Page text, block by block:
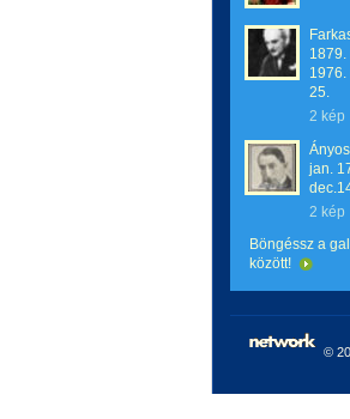
1879.
1976.
25.
2 kép
jan.
2 kép
Böngéssz a
között!
©